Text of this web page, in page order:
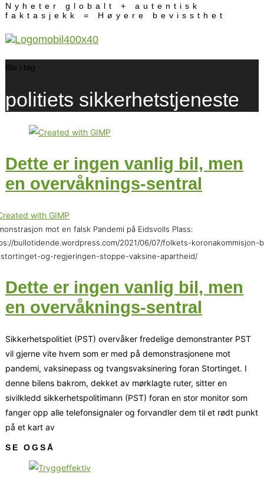
Nyheter globalt + autentisk
faktasjekk = Høyere bevissthet
Bla i tag
politiets sikkerhetstjeneste
Dette er ingen vanlig bil, men
en overvåknings-sentral
mot en falsk Pandemi på Eidsvolls Plass:
bullotidende.wordpress.com/2021/06/07/folkets-koronakommisjon-
og-regjeringen-stoppe-vaksine-apartheid/
Dette er ingen vanlig bil, men
en overvåknings-sentral
Sikkerhetspolitiet (PST) overvåker fredelige demonstranter PST
vil gjerne vite hvem som er med på demonstrasjonene mot
pandemi, vaksinepass og tvangsvaksinering foran Stortinget. I
denne bilens bakrom, dekket av mørklagte ruter, sitter en
sivilkledd sikkerhetspolitimann (PST) foran en stor monitor som
fanger opp alle telefonsignaler og forvandler dem til et rødt punkt
på et kart av
SE OGSÅ